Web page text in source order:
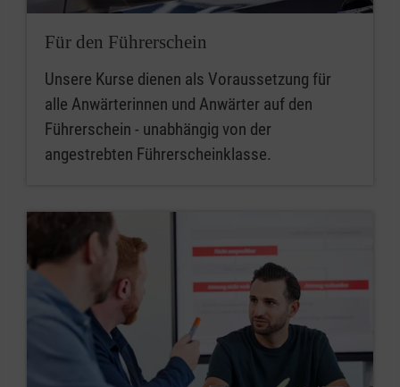
Für den Führerschein
Unsere Kurse dienen als Voraussetzung für
alle Anwärterinnen und Anwärter auf den
Führerschein - unabhängig von der
angestrebten Führerscheinklasse.